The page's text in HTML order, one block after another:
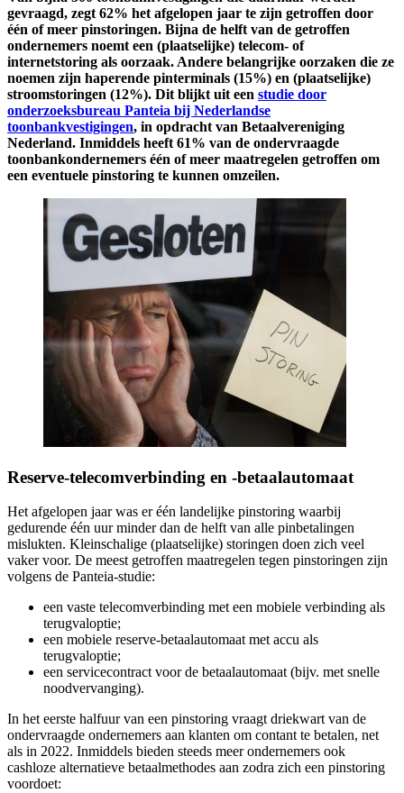
gevraagd, zegt 62% het afgelopen jaar te zijn getroffen door
één of meer pinstoringen. Bijna de helft van de getroffen
ondernemers noemt een (plaatselijke) telecom- of
internetstoring als oorzaak. Andere belangrijke oorzaken die ze
noemen zijn haperende pinterminals (15%) en (plaatselijke)
stroomstoringen (12%). Dit blijkt uit een studie door
onderzoeksbureau Panteia bij Nederlandse
toonbankvestigingen, in opdracht van Betaalvereniging
Nederland. Inmiddels heeft 61% van de ondervraagde
toonbankondernemers één of meer maatregelen getroffen om
een eventuele pinstoring te kunnen omzeilen.
Reserve-telecomverbinding en -betaalautomaat
Het afgelopen jaar was er één landelijke pinstoring waarbij
gedurende één uur minder dan de helft van alle pinbetalingen
mislukten. Kleinschalige (plaatselijke) storingen doen zich veel
vaker voor. De meest getroffen maatregelen tegen pinstoringen zijn
volgens de Panteia-studie:
een vaste telecomverbinding met een mobiele verbinding als
terugvaloptie;
een mobiele reserve-betaalautomaat met accu als
terugvaloptie;
een servicecontract voor de betaalautomaat (bijv. met snelle
noodvervanging).
In het eerste halfuur van een pinstoring vraagt driekwart van de
ondervraagde ondernemers aan klanten om contant te betalen, net
als in 2022. Inmiddels bieden steeds meer ondernemers ook
cashloze alternatieve betaalmethodes aan zodra zich een pinstoring
voordoet: